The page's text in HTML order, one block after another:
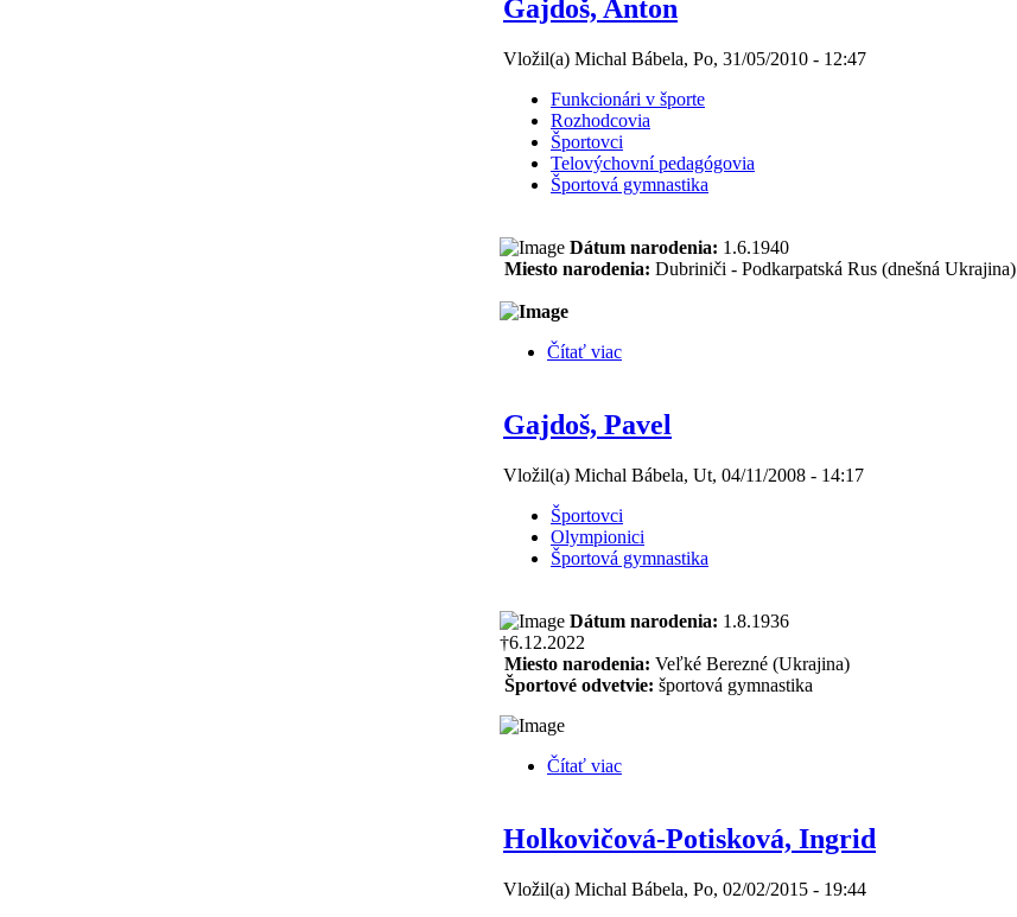
Gajdoš, Anton
Vložil(a) Michal Bábela, Po, 31/05/2010 - 12:47
Funkcionári v športe
Rozhodcovia
Športovci
Telovýchovní pedagógovia
Športová gymnastika
Dátum narodenia: 1.6.1940
Miesto narodenia: Dubriniči - Podkarpatská Rus (dnešná Ukrajina)
Čítať viac
Gajdoš, Pavel
Vložil(a) Michal Bábela, Ut, 04/11/2008 - 14:17
Športovci
Olympionici
Športová gymnastika
Dátum narodenia: 1.8.1936
†6.12.2022
Miesto narodenia: Veľké Berezné (Ukrajina)
Športové odvetvie: športová gymnastika
Čítať viac
Holkovičová-Potisková, Ingrid
Vložil(a) Michal Bábela, Po, 02/02/2015 - 19:44